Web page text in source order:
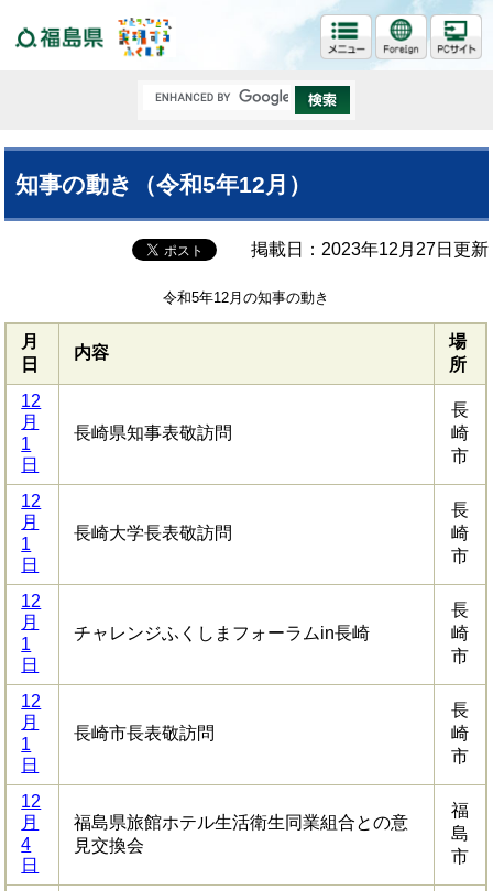
知事の動き（令和5年12月）
掲載日：2023年12月27日更新
令和5年12月の知事の動き
月
日
内容
場
所
12
月
1
日
長崎県知事表敬訪問
長
崎
市
12
月
1
日
長崎大学長表敬訪問
長
崎
市
12
月
1
日
チャレンジふくしまフォーラムin長崎
長
崎
市
12
月
1
日
長崎市長表敬訪問
長
崎
市
12
月
4
日
福島県旅館ホテル生活衛生同業組合との意
見交換会
福
島
市